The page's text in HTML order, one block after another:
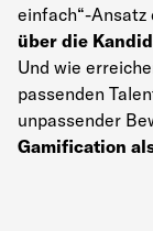
einfach“-Ansatz
über die
Und wie
passenden
unpassender
Gamification